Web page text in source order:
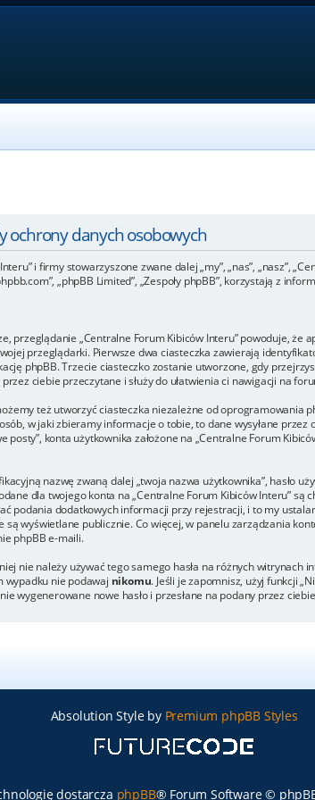
ochrony danych osobowych
i firmy stowarzyszone zwane dalej „my”, „nas”, „nasz”,
„phpBB Limited”, „Zespoły phpBB”, korzystają z
przeglądanie „Centralne Forum Kibiców Interu” powoduje, że
przeglądarki. Pierwsze dwa ciasteczka zawierają
phpBB. Trzecie ciasteczko zostanie utworzone, gdy
ciebie przeczytane i służy do ułatwienia ci nawigacji na
też utworzyć ciasteczka niezależne od oprogramowania
w jaki zbieramy informacje o tobie, to dane wysyłane
konta użytkownika założone na „Centralne Forum
nazwę zwaną dalej „twoja nazwa użytkownika”, hasło
dla twojego konta na „Centralne Forum Kibiców Interu”
podania dodatkowych informacji przy rejestracji, i to my
wyświetlane publicznie. Co więcej, w panelu zarządzania
phpBB e-maili.
nie należy używać tego samego hasła na różnych witrynach
wypadku nie podawaj nikomu. Jeśli je zapomnisz, użyj funkcji
wygenerowane nowe hasło i przesłane na podany przez
Absolution Style by Premium phpBB Styles
dostarcza phpBB® Forum Software ©